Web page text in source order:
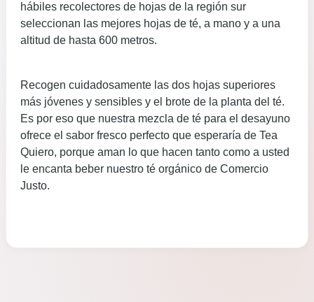
hábiles recolectores de hojas de la región sur
seleccionan las mejores hojas de té, a mano y a una
altitud de hasta 600 metros.
Recogen cuidadosamente las dos hojas superiores
más jóvenes y sensibles y el brote de la planta del té.
Es por eso que nuestra mezcla de té para el desayuno
ofrece el sabor fresco perfecto que esperaría de Tea
Quiero, porque aman lo que hacen tanto como a usted
le encanta beber nuestro té orgánico de Comercio
Justo.